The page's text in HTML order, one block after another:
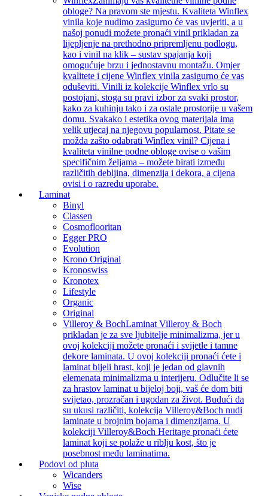
obloge? Na pravom ste mjestu. Kvaliteta Winflex
vinila koje nudimo zasigurno će vas uvjeriti, a u
našoj ponudi možete pronaći vinil prikladan za
lijepljenje na prethodno pripremljenu podlogu,
kao i vinil na klik – sustav spajanja koji
omogućuje brzu i jednostavnu montažu. Omjer
kvalitete i cijene Winflex vinila zasigurno će vas
oduševiti. Vinili iz kolekcije Winflex vrlo su
postojani, stoga su pravi izbor za svaki prostor,
kako za kuhinju tako i za ostale prostorije u vašem
domu. Svakako i estetika ovog materijala ima
velik utjecaj na njegovu popularnost. Pitate se
možda zašto odabrati Winflex vinil? Cijena i
kvaliteta vinilne podne obloge ovise o vašim
specifičnim željama – možete birati između
različitih debljina, dimenzija i dekora, a cijena
ovisi i o razredu uporabe.
Laminat
Binyl
Classen
Cosmoflooritan
Egger PRO
Evolution
Krono Original
Kronoswiss
Kronotex
Lifestyle
Organic
Original
Villeroy & BochLaminat Villeroy & Boch
prikladan je za sve ljubitelje minimalizma, jer u
ovoj kolekciji možete pronaći i svijetle i tamne
dekore laminata. U ovoj kolekciji pronaći ćete i
laminat bijeli hrast, koji je jedan od glavnih
elemenata minimalizma u interijeru. Odlučite li se
za hrastov laminat u bijeloj boji, vaš će dom biti
svijetao, prozračan i ugodan za život. Budući da
su ukusi različiti, kolekcija Villeroy&Boch nudi
laminate u brojnim bojama i dimenzijama. U
kolekciji Villeroy&Boch Heritage pronaći ćete
laminat koji se polaže u riblju kost, što je
posebnost među laminatima.
Podovi od pluta
Wicanders
Wise